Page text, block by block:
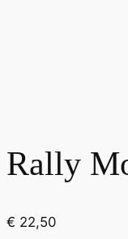
Rally
€ 22,50